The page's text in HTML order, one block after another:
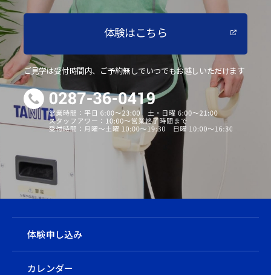
体験はこちら
ご見学は受付時間内、ご予約無しでいつでもお越しいただけます
体験申し込み
カレンダー